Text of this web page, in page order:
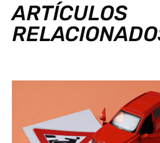
ARTÍCULOS